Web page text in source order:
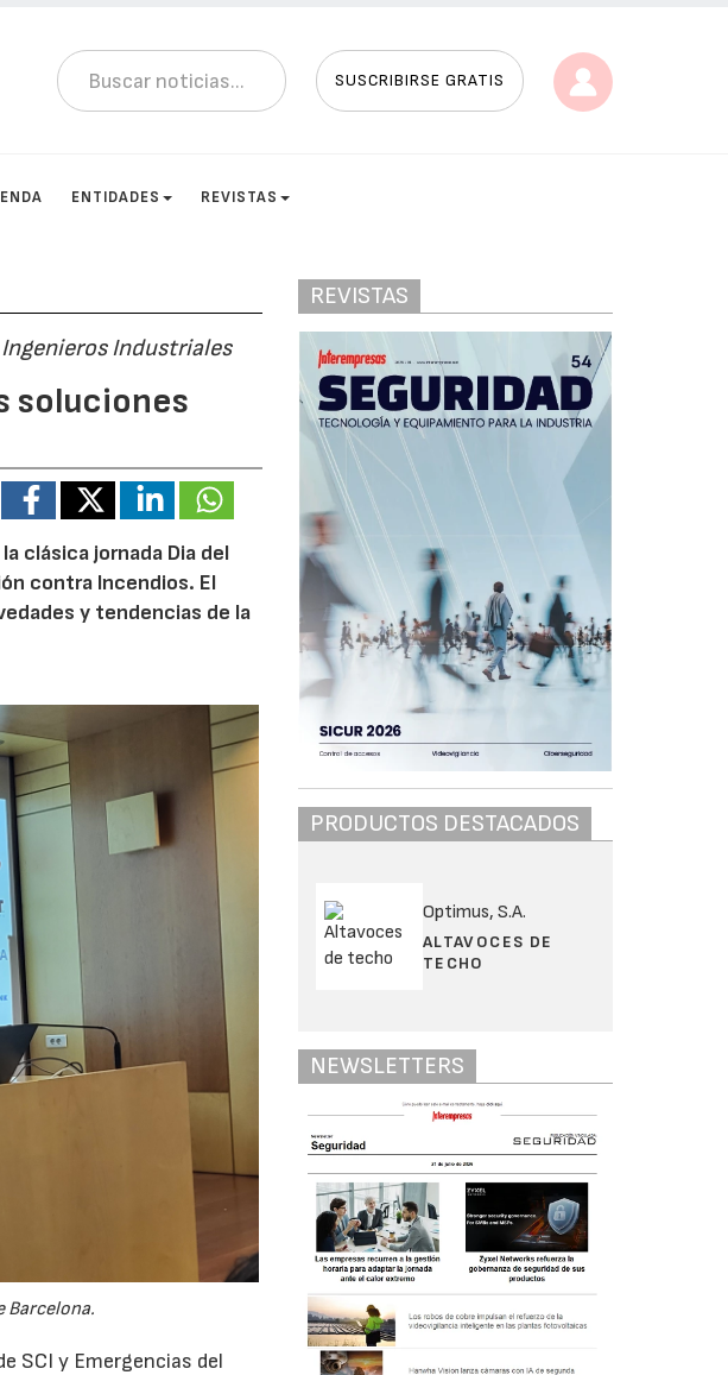
SUSCRIBIRSE GRATIS
ENTIDADES REVISTAS
Industriales
soluciones
clásica jornada Dia del
contra Incendios. El
y tendencias de la
Barcelona.
SCI y Emergencias del
REVISTAS
PRODUCTOS DESTACADOS
Optimus, S.A.
ALTAVOCES DE
TECHO
NEWSLETTERS